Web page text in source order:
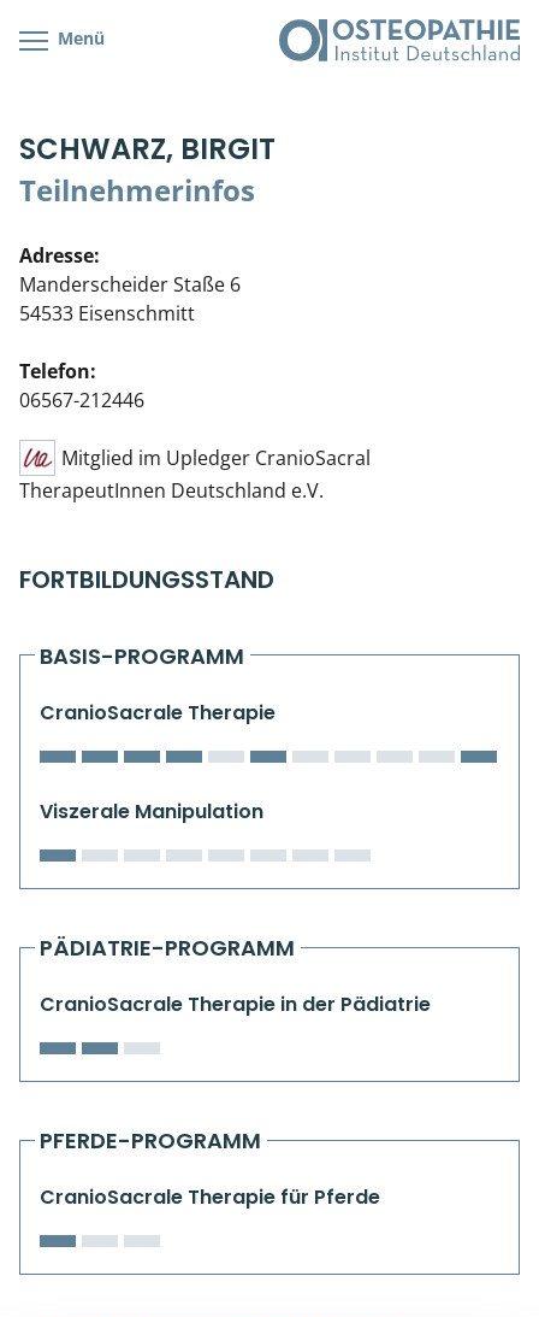
Menü
SCHWARZ, BIRGIT
Teilnehmerinfos
Adresse:
Manderscheider Staße 6
54533 Eisenschmitt
Telefon:
06567-212446
Mitglied im Upledger CranioSacral
TherapeutInnen Deutschland e.V.
FORTBILDUNGSSTAND
BASIS-PROGRAMM
CranioSacrale Therapie
Viszerale Manipulation
PÄDIATRIE-PROGRAMM
CranioSacrale Therapie in der Pädiatrie
PFERDE-PROGRAMM
CranioSacrale Therapie für Pferde
Cranial/Neurale Osteopathie
Parietale Osteopathie
Viszerale Osteopathie
Klinische & Praktische Kurse
Prüfung & Zertifikation
Live Online-Kurse
Postgraduate- & Spezialkurse
Human Reset Week
Kursorte mit Kursangeboten
Bonus-Programm
Veranstaltungsticket DB
Wissenswertes
Teilnehmerliste
Stellenbörse
Soziales Engagement